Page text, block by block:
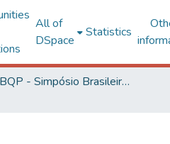
All of
DSpace
Statistics
SBQP - Simpósio Brasileiro de Qualidade do Projeto no Ambiente Construído